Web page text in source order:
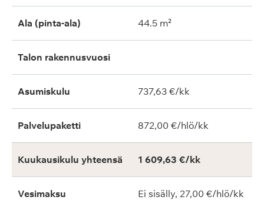
Ala (pinta-ala) 44.5 m²
Talon rakennusvuosi
Asumiskulu 737,63 €/kk
Palvelupaketti 872,00 €/hlö/kk
Kuukausikulu yhteensä 1 609,63 €/kk
Vesimaksu Ei sisälly, 27,00 €/hlö/kk